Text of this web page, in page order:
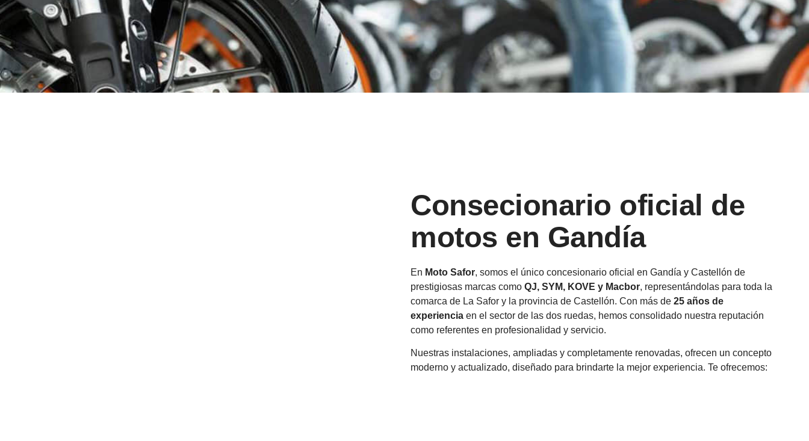
Consecionario oficial de
motos en Gandía
En Moto Safor, somos el único concesionario oficial en Gandía y Castellón de
prestigiosas marcas como QJ, SYM, KOVE y Macbor, representándolas para toda la
comarca de La Safor y la provincia de Castellón. Con más de 25 años de
experiencia en el sector de las dos ruedas, hemos consolidado nuestra reputación
como referentes en profesionalidad y servicio.
Nuestras instalaciones, ampliadas y completamente renovadas, ofrecen un concepto
moderno y actualizado, diseñado para brindarte la mejor experiencia. Te ofrecemos: